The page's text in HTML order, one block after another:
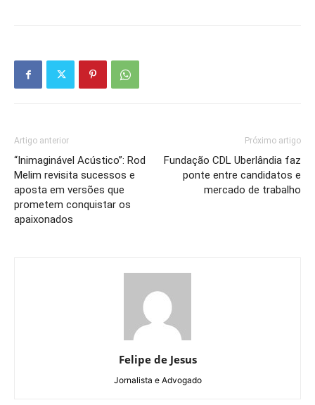
Artigo anterior
“Inimaginável Acústico”: Rod
Melim revisita sucessos e
aposta em versões que
prometem conquistar os
apaixonados
Próximo artigo
Fundação CDL Uberlândia faz
ponte entre candidatos e
mercado de trabalho
Felipe de Jesus
Jornalista e Advogado